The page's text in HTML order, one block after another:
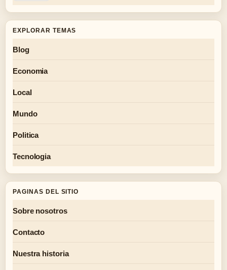
EXPLORAR TEMAS
Blog
Economia
Local
Mundo
Politica
Tecnologia
PAGINAS DEL SITIO
Sobre nosotros
Contacto
Nuestra historia